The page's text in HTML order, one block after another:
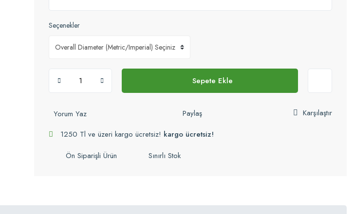
Seçenekler
Sepete Ekle
Yorum Yaz Paylaş
Karşılaştır
1250 Tl ve üzeri kargo ücretsiz! kargo ücretsiz!
Ön Siparişli Ürün
Sınırlı Stok